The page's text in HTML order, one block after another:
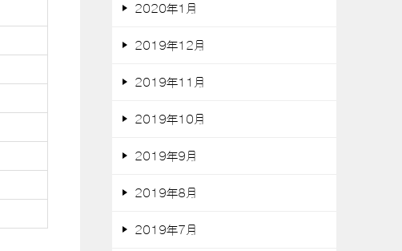
2020年1月
2019年12月
2019年11月
2019年10月
2019年9月
2019年8月
2019年7月